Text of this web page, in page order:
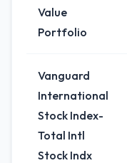
Value
Portfolio
Vanguard
International
Stock Index-
Total Intl
Stock Indx